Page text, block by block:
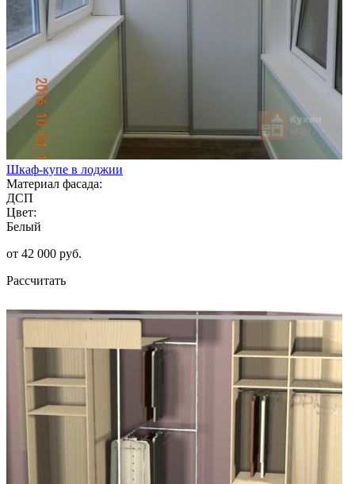
Шкаф-купе в лоджии
Материал фасада:
ДСП
Цвет:
Белый
от 42 000 руб.
Рассчитать